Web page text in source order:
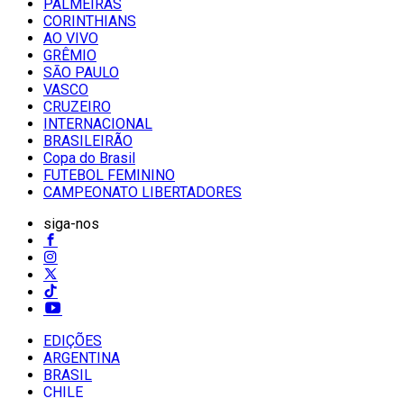
PALMEIRAS
CORINTHIANS
AO VIVO
GRÊMIO
SĀO PAULO
VASCO
CRUZEIRO
INTERNACIONAL
BRASILEIRÃO
Copa do Brasil
FUTEBOL FEMININO
CAMPEONATO LIBERTADORES
siga-nos
EDIÇÕES
ARGENTINA
BRASIL
CHILE